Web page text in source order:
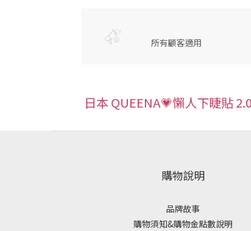
所有顧客適用
日本 QUEENA💗懶人下睫貼
購物說明
品牌故事
購物須知&購物金點數說明